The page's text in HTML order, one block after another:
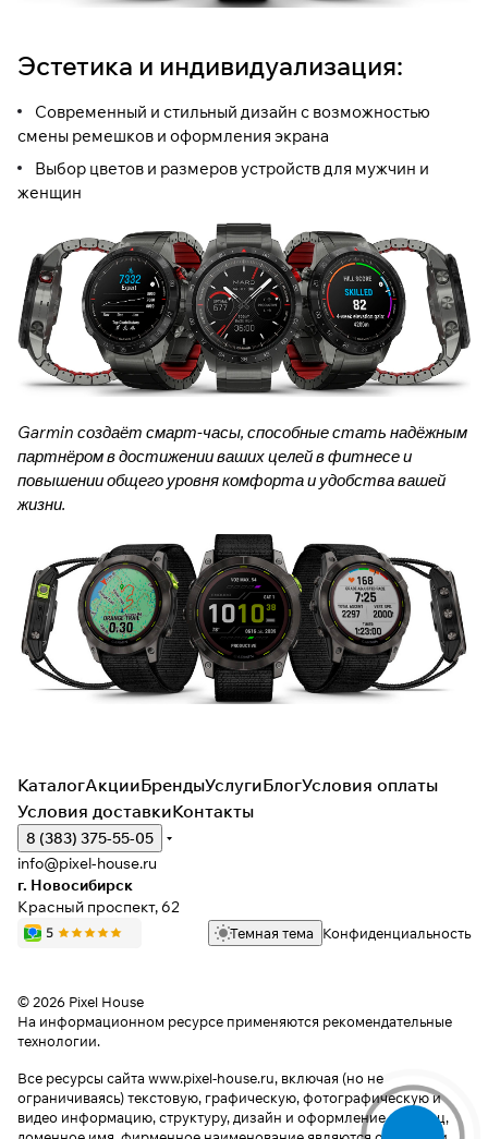
Эстетика и индивидуализация:
Современный и стильный дизайн с возможностью
смены ремешков и оформления экрана
Выбор цветов и размеров устройств для мужчин и
женщин
Garmin создаёт смарт-часы, способные стать надёжным
партнёром в достижении ваших целей в фитнесе и
повышении общего уровня комфорта и удобства вашей
жизни.
КаталогАкцииБрендыУслугиБлогУсловия оплаты
Условия доставкиКонтакты
8 (383) 375-55-05
info@pixel-house.ru
г. Новосибирск
Красный проспект, 62
Темная тема Конфиденциальность
© 2026 Pixel House
На информационном ресурсе применяются рекомендательные
технологии.
Все ресурсы сайта www.pixel-house.ru, включая (но не
ограничиваясь) текстовую, графическую, фотографическую и
видео информацию, структуру, дизайн и оформление страниц,